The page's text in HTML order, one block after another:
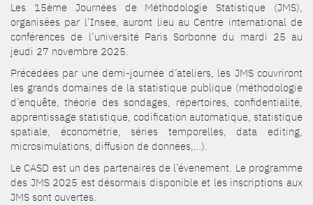
Les 15ème Journées de Méthodologie Statistique (JMS),
organisées par l’Insee, auront lieu au Centre international de
conférences de l’université Paris Sorbonne du mardi 25 au
jeudi 27 novembre 2025.
Précédées par une demi-journée d’ateliers, les JMS couvriront
les grands domaines de la statistique publique (méthodologie
d’enquête, théorie des sondages, répertoires, confidentialité,
apprentissage statistique, codification automatique, statistique
spatiale, économétrie, séries temporelles, data editing,
microsimulations, diffusion de données,…).
Le CASD est un des partenaires de l’évenement. Le programme
des JMS 2025 est désormais disponible et les inscriptions aux
JMS sont ouvertes.